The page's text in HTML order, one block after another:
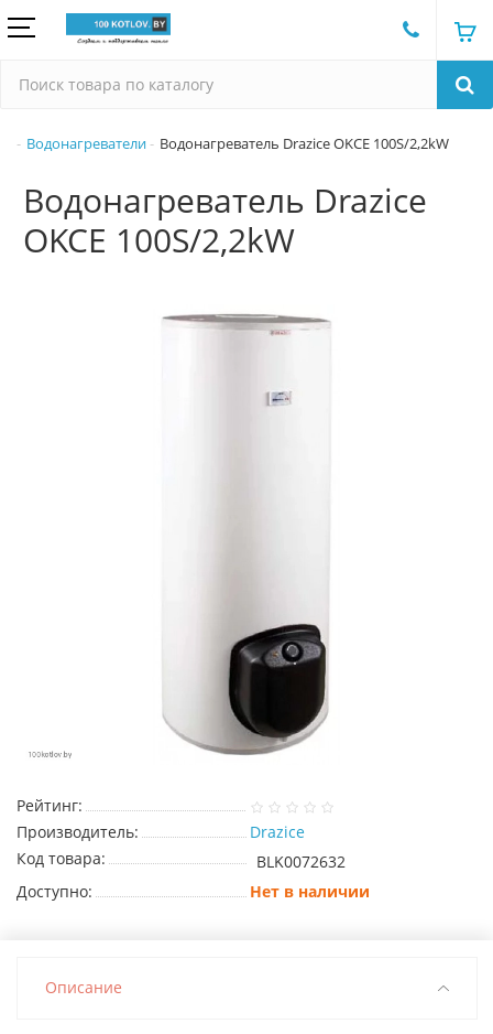
Водонагреватели Водонагреватель Drazice OKCE 100S/2,2kW
Водонагреватель Drazice
OKCE 100S/2,2kW
Рейтинг:
Производитель:
Drazice
Код товара:
BLK0072632
Доступно:
Нет в наличии
Описание